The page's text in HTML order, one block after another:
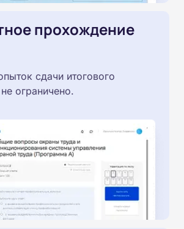
прохождение
сдачи итогового
ограничено.